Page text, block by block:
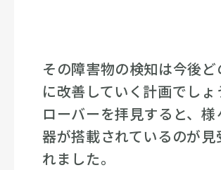
その障害物の検知は今後ど
に改善していく計画でしょ
ローバーを拝見すると、様
器が搭載されているのが見
れました。